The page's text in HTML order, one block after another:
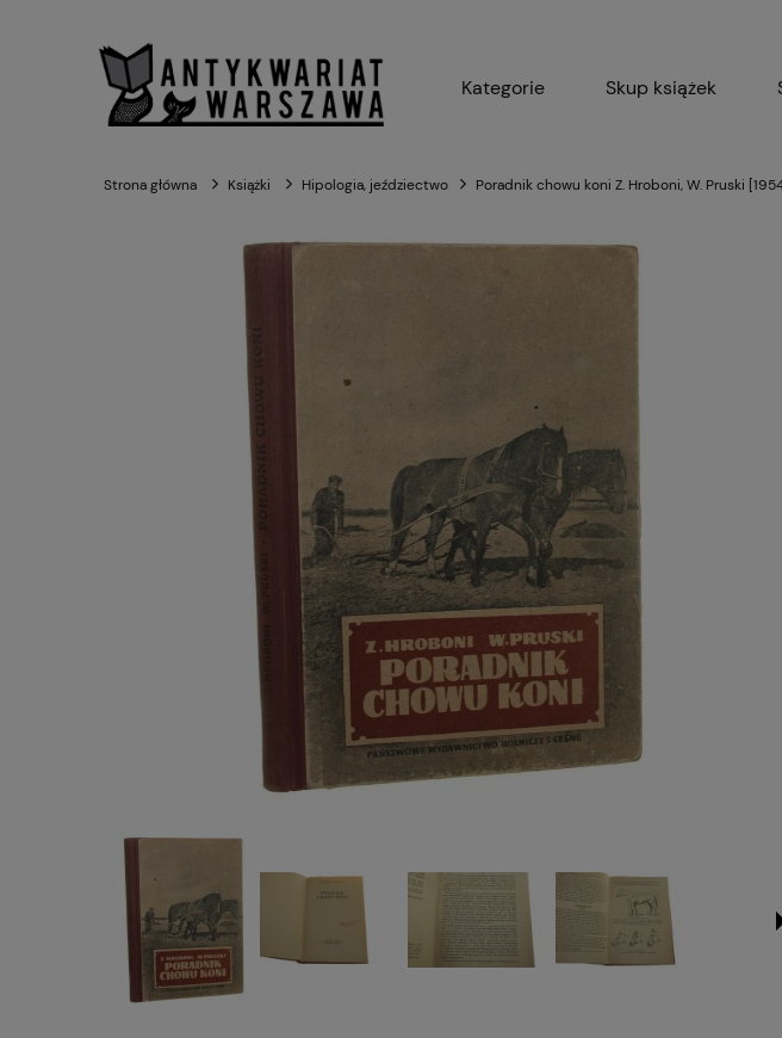
Kategorie Skup książek
Strona główna Książki Hipologia, jeździectwo Poradnik chowu koni Z. Hroboni, W. Pruski